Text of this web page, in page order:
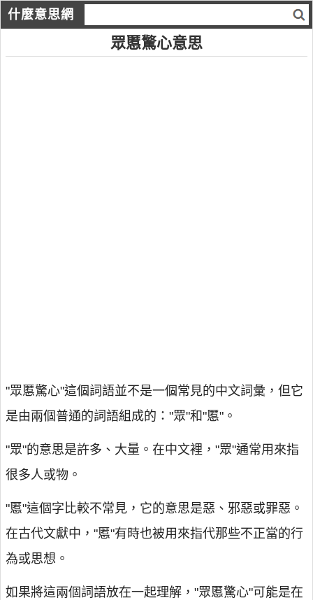
什麼意思網
眾慝驚心意思
"眾慝驚心"這個詞語並不是一個常見的中文詞彙，但它
是由兩個普通的詞語組成的："眾"和"慝"。
"眾"的意思是許多、大量。在中文裡，"眾"通常用來指
很多人或物。
"慝"這個字比較不常見，它的意思是惡、邪惡或罪惡。
在古代文獻中，"慝"有時也被用來指代那些不正當的行
為或思想。
如果將這兩個詞語放在一起理解，"眾慝驚心"可能是在